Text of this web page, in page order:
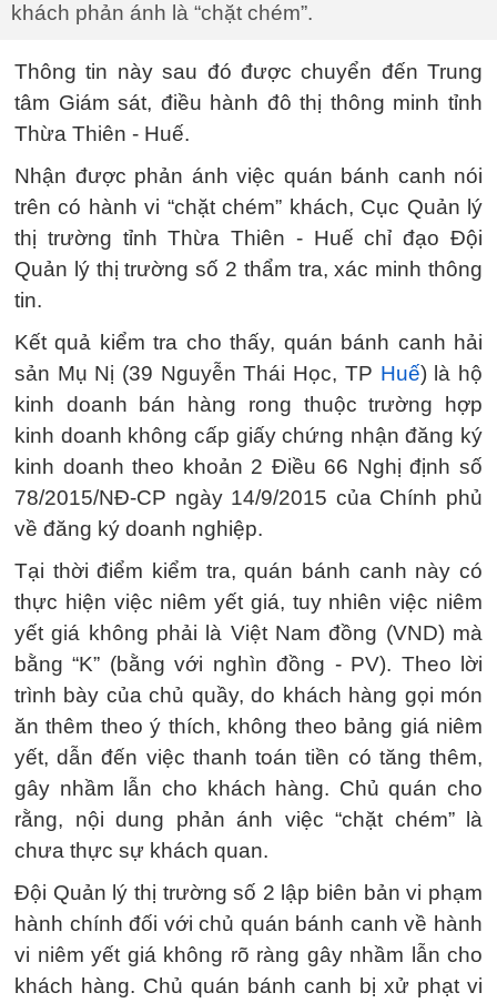
khách phản ánh là “chặt chém”.
Thông tin này sau đó được chuyển đến Trung
tâm Giám sát, điều hành đô thị thông minh tỉnh
Thừa Thiên - Huế.
Nhận được phản ánh việc quán bánh canh nói
trên có hành vi “chặt chém” khách, Cục Quản lý
thị trường tỉnh Thừa Thiên - Huế chỉ đạo Đội
Quản lý thị trường số 2 thẩm tra, xác minh thông
tin.
Kết quả kiểm tra cho thấy, quán bánh canh hải
sản Mụ Nị (39 Nguyễn Thái Học, TP Huế) là hộ
kinh doanh bán hàng rong thuộc trường hợp
kinh doanh không cấp giấy chứng nhận đăng ký
kinh doanh theo khoản 2 Điều 66 Nghị định số
78/2015/NĐ-CP ngày 14/9/2015 của Chính phủ
về đăng ký doanh nghiệp.
Tại thời điểm kiểm tra, quán bánh canh này có
thực hiện việc niêm yết giá, tuy nhiên việc niêm
yết giá không phải là Việt Nam đồng (VND) mà
bằng “K” (bằng với nghìn đồng - PV). Theo lời
trình bày của chủ quầy, do khách hàng gọi món
ăn thêm theo ý thích, không theo bảng giá niêm
yết, dẫn đến việc thanh toán tiền có tăng thêm,
gây nhầm lẫn cho khách hàng. Chủ quán cho
rằng, nội dung phản ánh việc “chặt chém” là
chưa thực sự khách quan.
Đội Quản lý thị trường số 2 lập biên bản vi phạm
hành chính đối với chủ quán bánh canh về hành
vi niêm yết giá không rõ ràng gây nhầm lẫn cho
khách hàng. Chủ quán bánh canh bị xử phạt vi